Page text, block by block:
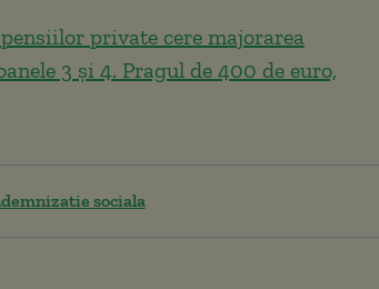
private cere majorarea
3 și 4. Pragul de 400 de euro,
sociala